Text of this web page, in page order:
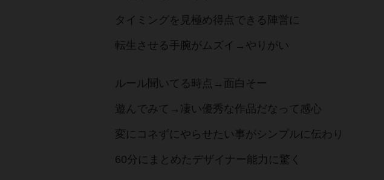
タイミングを見極め得点できる陣営に
転生させる手腕がムズイ→やりがい
ルール聞いてる時点→面白そー
遊んでみて→凄い優秀な作品だなって感心
変にコネずにやらせたい事がシンプルに伝わり
60分にまとめたデザイナー能力に驚く